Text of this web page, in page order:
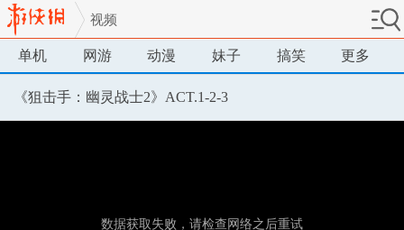
视频
单机 网游 动漫 妹子 搞笑 更多
《狙击手：幽灵战士2》ACT.1-2-3